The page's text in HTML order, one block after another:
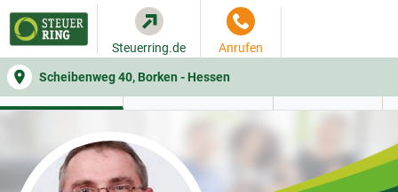
Scheibenweg 40, Borken - Hessen
Steuerring.de Anrufen
WER SIE BERÄT BEITRAGSRECHNER